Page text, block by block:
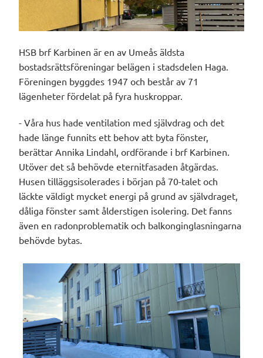
HSB brf Karbinen är en av Umeås äldsta
bostadsrättsföreningar belägen i stadsdelen Haga.
Föreningen byggdes 1947 och består av 71
lägenheter fördelat på fyra huskroppar.
- Våra hus hade ventilation med självdrag och det
hade länge funnits ett behov att byta fönster,
berättar Annika Lindahl, ordförande i brf Karbinen.
Utöver det så behövde eternitfasaden åtgärdas.
Husen tilläggsisolerades i början på 70-talet och
läckte väldigt mycket energi på grund av självdraget,
dåliga fönster samt ålderstigen isolering. Det fanns
även en radonproblematik och balkonginglasningarna
behövde bytas.